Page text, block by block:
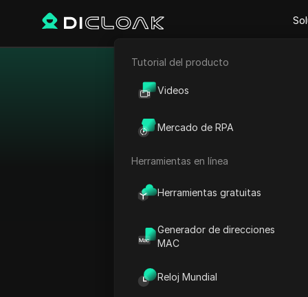
Comercio electrónico
Tutorial del producto
Videos
Mercado de RPA
Herramientas en línea
Herramientas gratuitas
Generador de direcciones
MAC
Reloj Mundial
Red
Descubre una amplia
de Afiliados de
CPA, CPL y CPS,